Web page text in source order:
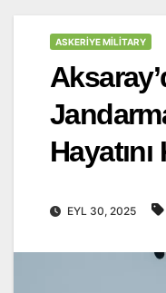
ASKERIYE MILITARY
EYL 30, 2025